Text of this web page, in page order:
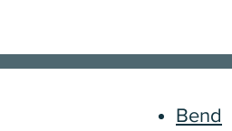
Bend